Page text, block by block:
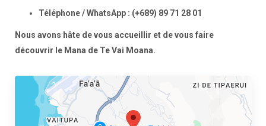
Téléphone / WhatsApp : (+689) 89 71 28 01
Nous avons hâte de vous accueillir et de vous faire
découvrir le Mana de Te Vai Moana.